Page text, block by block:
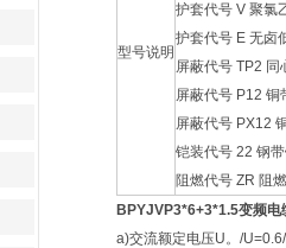
型号说明
护套代号 V 聚氯
护套代号 E 无卤
屏蔽代号 TP2 同
屏蔽代号 P12 铜
屏蔽代号 PX12
铠装代号 22 钢
阻燃代号 ZR 阻
BPYJVP3*6+3*1.5变频电
a)交流额定电压U。/